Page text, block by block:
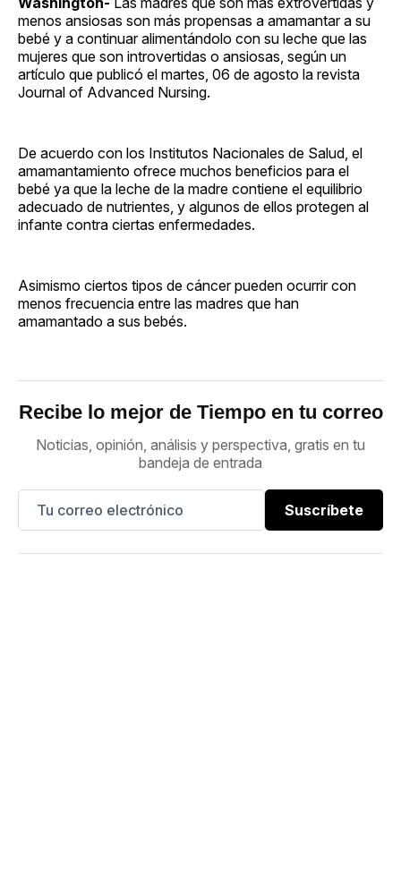
menos ansiosas son más propensas a amamantar a su
bebé y a continuar alimentándolo con su leche que las
mujeres que son introvertidas o ansiosas, según un
artículo que publicó el martes, 06 de agosto la revista
Journal of Advanced Nursing.
De acuerdo con los Institutos Nacionales de Salud, el
amamantamiento ofrece muchos beneficios para el
bebé ya que la leche de la madre contiene el equilibrio
adecuado de nutrientes, y algunos de ellos protegen al
infante contra ciertas enfermedades.
Asimismo ciertos tipos de cáncer pueden ocurrir con
menos frecuencia entre las madres que han
amamantado a sus bebés.
Recibe lo mejor de Tiempo en tu correo
Noticias, opinión, análisis y perspectiva, gratis en tu
bandeja de entrada
Suscríbete